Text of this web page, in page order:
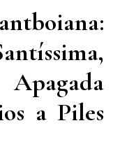
a Piles